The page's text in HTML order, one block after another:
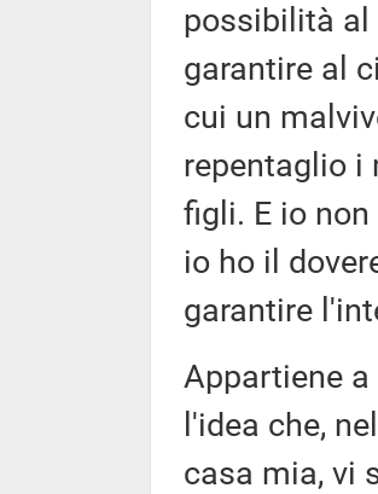
possibilità al
garantire al
cui un
repentaglio i
figli. E io
io ho il
garantire
Appartiene
l'idea che,
casa mia, vi